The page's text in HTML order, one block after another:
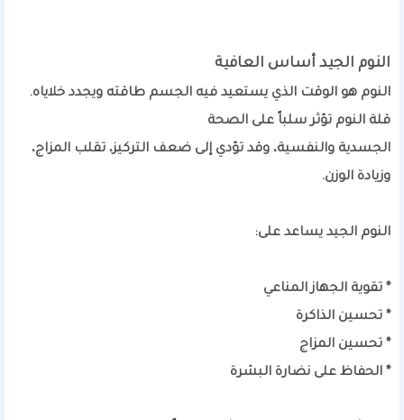
النوم الجيد أساس العافية
النوم هو الوقت الذي يستعيد فيه الجسم طاقته ويجدد خلاياه.
قلة النوم تؤثر سلباً على الصحة
الجسدية والنفسية، وقد تؤدي إلى ضعف التركيز، تقلب المزاج،
وزيادة الوزن.
النوم الجيد يساعد على:
* تقوية الجهاز المناعي
* تحسين الذاكرة
* تحسين المزاج
* الحفاظ على نضارة البشرة